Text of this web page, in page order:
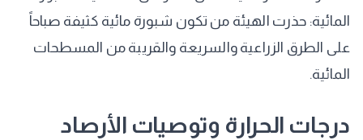
المائية: حذرت الهيئة من تكون شبورة مائية كثيفة صباحاً
على الطرق الزراعية والسريعة والقريبة من المسطحات
المائية.
​درجات الحرارة وتوصيات الأرصاد